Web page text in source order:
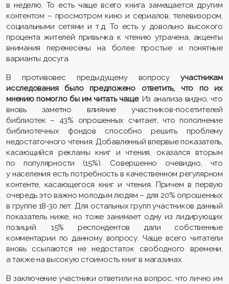
в неделю. То есть чаще всего книга замещается другим
контентом – просмотром кино и сериалов, телевизором,
социальными сетями и т.д. То есть у довольно высокого
процента жителей привычка к чтению утрачена, акценты
внимания перенесены на более простые и понятные
варианты досуга.
В противовес предыдущему вопросуучастникам
исследования было предложено ответить, что по их
мнению помогло бы им читать чаще. Из анализа видно, что
вновь заметно влияние участников-посетителей
библиотек – 43% опрошенных считает, что пополнение
библиотечных фондов способно решить проблему
недостаточного чтения. Добавленный впервые показатель,
касающийся рекламы книг и чтения, оказался вторым
по популярности (15%). Совершенно очевидно, что
у населения есть потребность в качественном регулярном
контенте, касающегося книг и чтения. Причем в первую
очередь это важно молодым людям – для 20% опрошенных
в группе 18-30 лет. Для остальных групп участников данный
показатель ниже, но тоже занимает одну из лидирующих
позиций. 15% респондентов дали собственные
комментарии по данному вопросу. Чаще всего читатели
вновь ссылаются не недостаток свободного времени,
а также на высокую стоимость книг в магазинах.
В заключение участники ответили на вопрос, что лично им